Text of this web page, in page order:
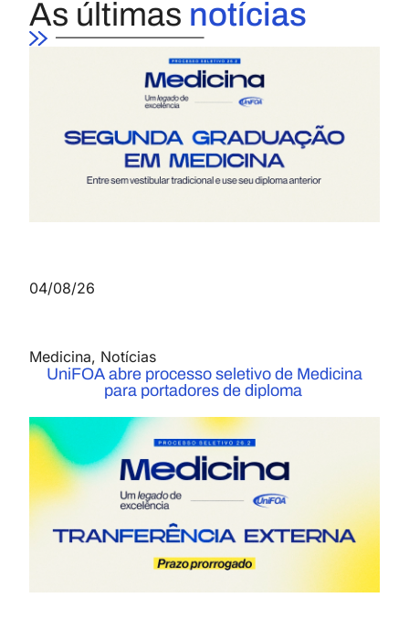
As últimas notícias
04/08/26
Medicina, Notícias
UniFOA abre processo seletivo de Medicina
para portadores de diploma